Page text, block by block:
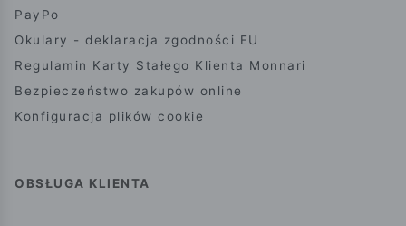
PayPo
Okulary - deklaracja zgodności EU
Regulamin Karty Stałego Klienta Monnari
Bezpieczeństwo zakupów online
Konfiguracja plików cookie
OBSŁUGA KLIENTA